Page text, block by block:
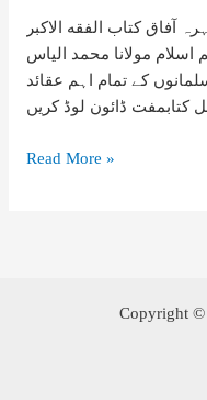
آفاق کتاب الفقه الاکبر
مولانا محمد الیاس
کے تمام اہم عقائد
کتابمفت ڈائون لوڈ کریں
شرح
Read More »
Copyright ©